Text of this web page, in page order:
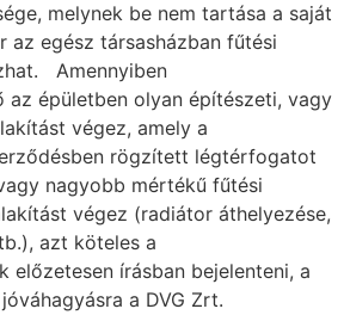
melynek be nem tartása a saját
az egész társasházban fűtési
Amennyiben
épületben olyan építészeti, vagy
végez, amely a
rögzített légtérfogatot
nagyobb mértékű fűtési
végez (radiátor áthelyezése,
azt köteles a
előzetesen írásban bejelenteni, a
a DVG Zrt.